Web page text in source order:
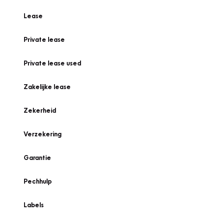
Lease
Private lease
Private lease used
Zakelijke lease
Zekerheid
Verzekering
Garantie
Pechhulp
Labels